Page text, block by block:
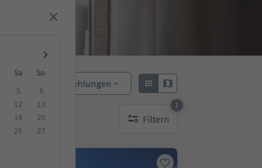
Sa
So
5
6
12
13
19
20
26
27
Empfehlungen
Filtern
1
1 aktiver Filter